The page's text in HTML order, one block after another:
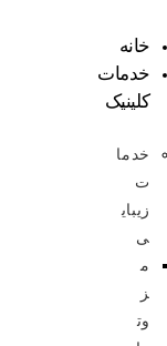
خانه
خدمات
کلینیک
خدما
ت
زیبای
ی
م
ز
وت